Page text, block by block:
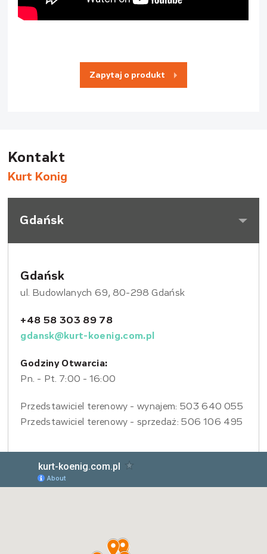
Zapytaj o produkt
Kontakt
Kurt Konig
Gdańsk
Gdańsk
ul. Budowlanych 69, 80-298 Gdańsk
+48 58 303 89 78
gdansk@kurt-koenig.com.pl
Godziny Otwarcia:
Pn. - Pt. 7:00 - 16:00
Przedstawiciel terenowy - wynajem: 503 640 055
Przedstawiciel terenowy - sprzedaż: 506 106 495